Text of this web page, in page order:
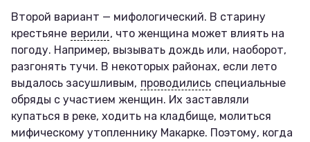
Второй вариант — мифологический. В старину
крестьяне верили, что женщина может влиять на
погоду. Например, вызывать дождь или, наоборот,
разгонять тучи. В некоторых районах, если лето
выдалось засушливым, проводились специальные
обряды с участием женщин. Их заставляли
купаться в реке, ходить на кладбище, молиться
мифическому утопленнику Макарке. Поэтому, когда